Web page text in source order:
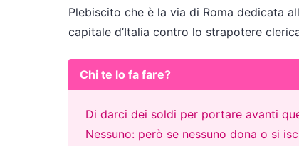
Plebiscito che è la via di Roma dedicata
capitale d’Italia contro lo strapotere
Chi te lo fa fare?
Di darci dei soldi per portare avanti
Nessuno: però se nessuno dona o si